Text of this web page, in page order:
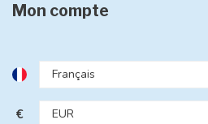
Mon compte
€